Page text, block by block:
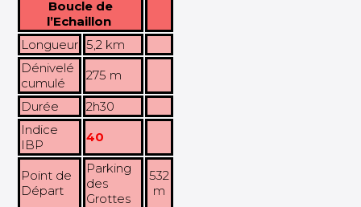
Boucle de
l’Echaillon
Longueur 5,2 km
Dénivelé
cumulé
275 m
Durée
2h30
Indice
IBP
40
Point de
Départ
Parking
des
Grottes
532
m